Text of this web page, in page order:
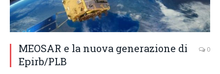
MEOSAR e la nuova generazione di
Epirb/PLB
0